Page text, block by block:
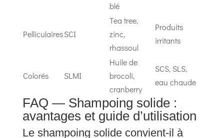
blé
PelliculairesSCI
Tea tree,
zinc,
rhassoul
Produits
irritants
Colorés SLMI
Huile de
brocoli,
cranberry
SCS, SLS,
eau chaude
FAQ — Shampoing solide :
avantages et guide d’utilisation
Le shampoing solide convient-il à